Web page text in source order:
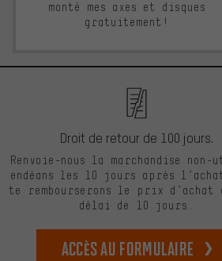
monté mes axes et disques
gratuitement!
Droit de retour de 100 jours.
Renvoie-nous la marchandise non-
endéans les 10 jours après
te rembourserons le prix d’achat
délai de 10 jours.
Accès au formulaire